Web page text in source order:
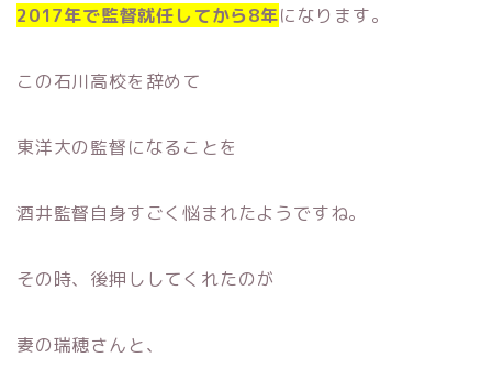
2017年で監督就任してから8年になります。
この石川高校を辞めて
東洋大の監督になることを
酒井監督自身すごく悩まれたようですね。
その時、後押ししてくれたのが
妻の瑞穂さんと、